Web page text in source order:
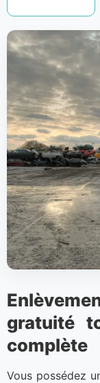
gratuité
complète
Vous possédez